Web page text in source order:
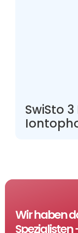
SwiSto
Wir haben
Spezialisten